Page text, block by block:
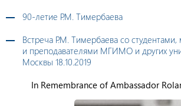
90-летие Р.М. Тимербаева
Встреча Р.М. Тимербаева со
и преподавателями МГИМО и других
Москвы 18.10.2019
In Remembrance of Ambassador